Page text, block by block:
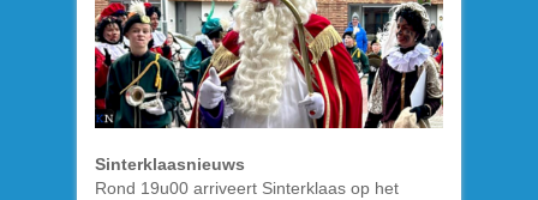
Sinterklaasnieuws
Rond 19u00 arriveert Sinterklaas op het